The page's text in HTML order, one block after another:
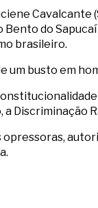
Cavalcante
do
brasileiro.
um busto em
Discriminação